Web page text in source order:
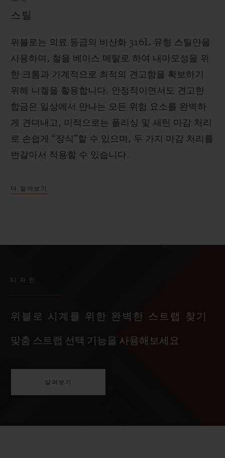
스틸
위블로는 의료 등급의 비산화 316L 유형 스틸만을
사용하며, 철을 베이스 메탈로 하여 내마모성을 위
한 크롬과 기계적으로 최적의 견고함을 확보하기
위해 니켈을 활용합니다. 안정적이면서도 견고한
합금은 일상에서 만나는 모든 위험 요소를 완벽하
게 견뎌내고, 미적으로는 폴리싱 및 새틴 마감 처리
로 손쉽게 “장식”할 수 있으며, 두 가지 마감 처리를
번갈아서 적용할 수 있습니다.
더 알아보기
디자인
위블로 시계를 위한 완벽한 스트랩 찾기
맞춤 스트랩 선택 기능을 사용해보세요
살펴보기